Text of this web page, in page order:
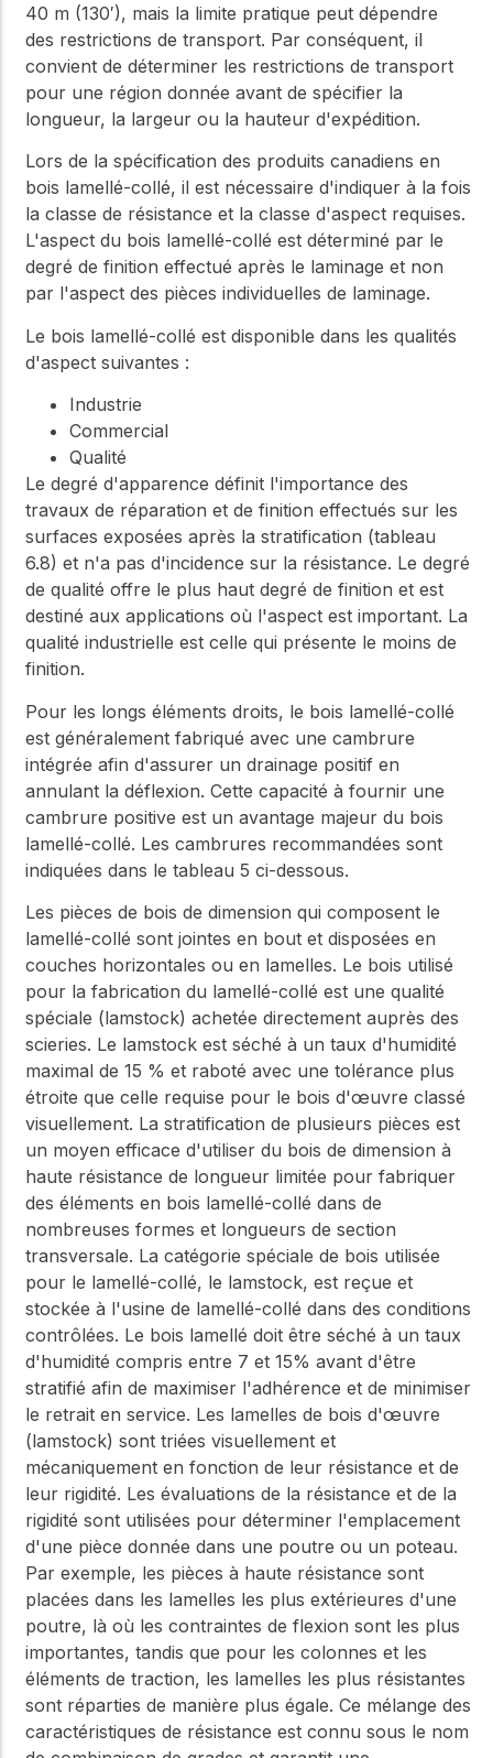
40 m (130′), mais la limite pratique peut dépendre
des restrictions de transport. Par conséquent, il
convient de déterminer les restrictions de transport
pour une région donnée avant de spécifier la
longueur, la largeur ou la hauteur d'expédition.
Lors de la spécification des produits canadiens en
bois lamellé-collé, il est nécessaire d'indiquer à la fois
la classe de résistance et la classe d'aspect requises.
L'aspect du bois lamellé-collé est déterminé par le
degré de finition effectué après le laminage et non
par l'aspect des pièces individuelles de laminage.
Le bois lamellé-collé est disponible dans les qualités
d'aspect suivantes :
Industrie
Commercial
Qualité
Le degré d'apparence définit l'importance des
travaux de réparation et de finition effectués sur les
surfaces exposées après la stratification (tableau
6.8) et n'a pas d'incidence sur la résistance. Le degré
de qualité offre le plus haut degré de finition et est
destiné aux applications où l'aspect est important. La
qualité industrielle est celle qui présente le moins de
finition.
Pour les longs éléments droits, le bois lamellé-collé
est généralement fabriqué avec une cambrure
intégrée afin d'assurer un drainage positif en
annulant la déflexion. Cette capacité à fournir une
cambrure positive est un avantage majeur du bois
lamellé-collé. Les cambrures recommandées sont
indiquées dans le tableau 5 ci-dessous.
Les pièces de bois de dimension qui composent le
lamellé-collé sont jointes en bout et disposées en
couches horizontales ou en lamelles. Le bois utilisé
pour la fabrication du lamellé-collé est une qualité
spéciale (lamstock) achetée directement auprès des
scieries. Le lamstock est séché à un taux d'humidité
maximal de 15 % et raboté avec une tolérance plus
étroite que celle requise pour le bois d'œuvre classé
visuellement. La stratification de plusieurs pièces est
un moyen efficace d'utiliser du bois de dimension à
haute résistance de longueur limitée pour fabriquer
des éléments en bois lamellé-collé dans de
nombreuses formes et longueurs de section
transversale. La catégorie spéciale de bois utilisée
pour le lamellé-collé, le lamstock, est reçue et
stockée à l'usine de lamellé-collé dans des conditions
contrôlées. Le bois lamellé doit être séché à un taux
d'humidité compris entre 7 et 15% avant d'être
stratifié afin de maximiser l'adhérence et de minimiser
le retrait en service. Les lamelles de bois d'œuvre
(lamstock) sont triées visuellement et
mécaniquement en fonction de leur résistance et de
leur rigidité. Les évaluations de la résistance et de la
rigidité sont utilisées pour déterminer l'emplacement
d'une pièce donnée dans une poutre ou un poteau.
Par exemple, les pièces à haute résistance sont
placées dans les lamelles les plus extérieures d'une
poutre, là où les contraintes de flexion sont les plus
importantes, tandis que pour les colonnes et les
éléments de traction, les lamelles les plus résistantes
sont réparties de manière plus égale. Ce mélange des
caractéristiques de résistance est connu sous le nom